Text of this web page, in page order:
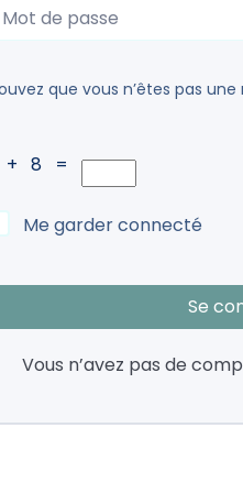
que vous n’êtes pas
+ 8 =
Me garder connecté
Se
Vous n’avez pas de